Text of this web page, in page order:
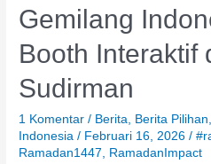
Gemilang
Booth Interaktif
Sudirman
1 Komentar / Berita Berita Pilihan
Indonesia/ Februari 16, 2026/
Ramadan1447
RamadanImpact